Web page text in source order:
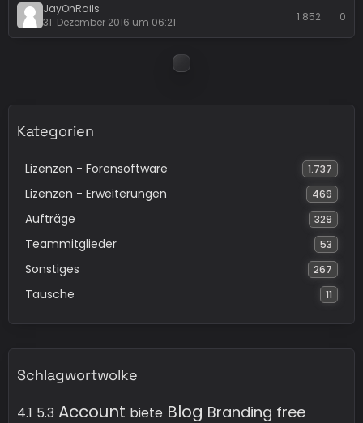
JayOnRails
31. Dezember 2016 um 06:21
1.852 0
Kategorien
Lizenzen - Forensoftware 1.737
Lizenzen - Erweiterungen 469
Aufträge 329
Teammitglieder 53
Sonstiges 267
Tausche 11
Schlagwortwolke
4.1 5.3 Account biete Blog Branding free